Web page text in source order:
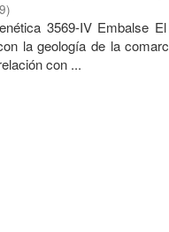
)
3569-IV Embalse
la geología de la
con ...